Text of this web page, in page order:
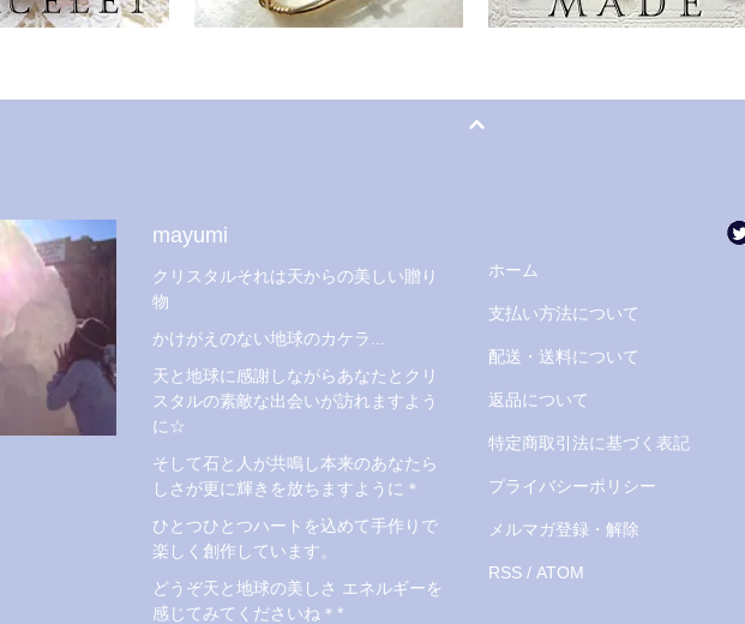
mayumi
クリスタルそれは天からの美しい贈り
物
かけがえのない地球のカケラ...
天と地球に感謝しながらあなたとクリ
スタルの素敵な出会いが訪れますよう
に☆
そして石と人が共鳴し本来のあなたら
しさが更に輝きを放ちますように＊
ひとつひとつハートを込めて手作りで
楽しく創作しています。
どうぞ天と地球の美しさ エネルギーを
感じてみてくださいね＊*
ホーム
支払い方法について
配送・送料について
返品について
特定商取引法に基づく表記
プライバシーポリシー
メルマガ登録・解除
RSS/ ATOM